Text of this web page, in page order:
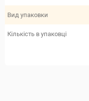
Вид упаковки
Кількість в упаковці